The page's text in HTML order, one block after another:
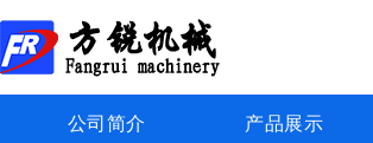
公司简介 产品展示